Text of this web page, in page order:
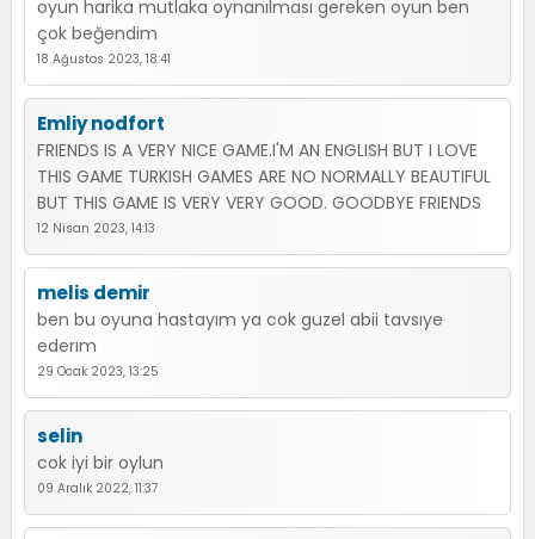
oyun harika mutlaka oynanılması gereken oyun ben
çok beğendim
18 Ağustos 2023, 18:41
Emliy nodfort
FRIENDS IS A VERY NICE GAME.I'M AN ENGLISH BUT I LOVE
THIS GAME TURKISH GAMES ARE NO NORMALLY BEAUTIFUL
BUT THIS GAME IS VERY VERY GOOD. GOODBYE FRIENDS
12 Nisan 2023, 14:13
melis demir
ben bu oyuna hastayım ya cok guzel abii tavsıye
ederım
29 Ocak 2023, 13:25
selin
cok iyi bir oylun
09 Aralık 2022, 11:37